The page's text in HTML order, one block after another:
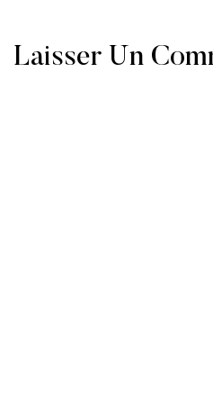
Laisser Un